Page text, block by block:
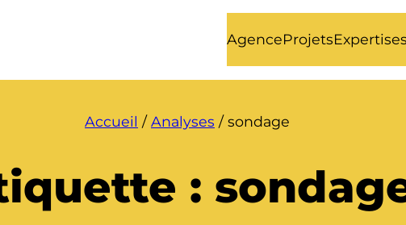
AgenceProjetsExpertises
Accueil / Analyses / sondage
: